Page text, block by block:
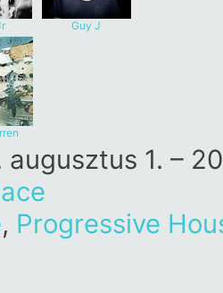
Guy J
augusztus 1. –
, Progressive